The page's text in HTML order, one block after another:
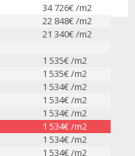
34 726€ /m2
22 848€ /m2
21 340€ /m2
1 535€ /m2
1 535€ /m2
1 534€ /m2
1 534€ /m2
1 534€ /m2
1 534€ /m2
1 534€ /m2
1 534€ /m2